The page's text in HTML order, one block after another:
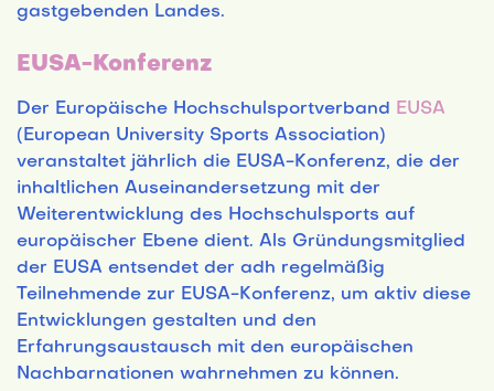
gastgebenden Landes.
EUSA-Konferenz
Der Europäische Hochschulsportverband EUSA
(European University Sports Association)
veranstaltet jährlich die EUSA-Konferenz, die der
inhaltlichen Auseinandersetzung mit der
Weiterentwicklung des Hochschulsports auf
europäischer Ebene dient. Als Gründungsmitglied
der EUSA entsendet der adh regelmäßig
Teilnehmende zur EUSA-Konferenz, um aktiv diese
Entwicklungen gestalten und den
Erfahrungsaustausch mit den europäischen
Nachbarnationen wahrnehmen zu können.